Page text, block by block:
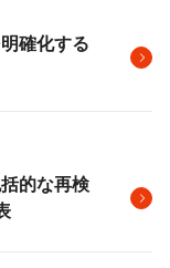
確化する
的な再検